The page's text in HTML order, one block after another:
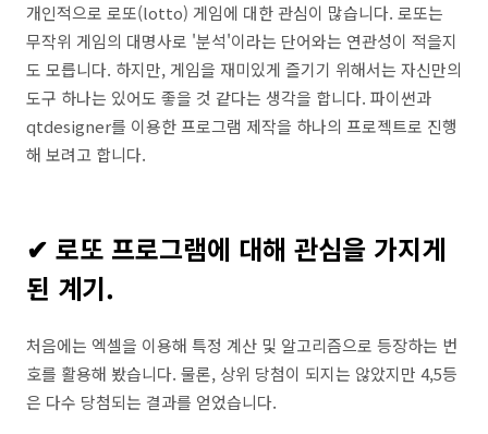
개인적으로 로또(lotto) 게임에 대한 관심이 많습니다. 로또는
무작위 게임의 대명사로 '분석'이라는 단어와는 연관성이 적을지
도 모릅니다. 하지만, 게임을 재미있게 즐기기 위해서는 자신만의
도구 하나는 있어도 좋을 것 같다는 생각을 합니다. 파이썬과
qtdesigner를 이용한 프로그램 제작을 하나의 프로젝트로 진행
해 보려고 합니다.
✔ 로또 프로그램에 대해 관심을 가지게
된 계기.
처음에는 엑셀을 이용해 특정 계산 및 알고리즘으로 등장하는 번
호를 활용해 봤습니다. 물론, 상위 당첨이 되지는 않았지만 4,5등
은 다수 당첨되는 결과를 얻었습니다.